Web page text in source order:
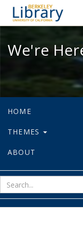
We're
HOME
THEMES
ABOUT